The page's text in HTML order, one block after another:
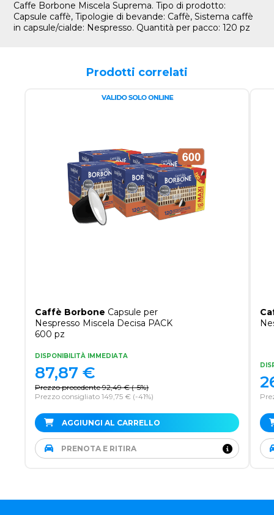
Caffe Borbone Miscela Suprema. Tipo di prodotto:
Capsule caffè, Tipologie di bevande: Caffè, Sistema caffè
in capsule/cialde: Nespresso. Quantità per pacco: 120 pz
Prodotti correlati
Caffè Borbone Capsule per
Nespresso Miscela Decisa PACK
600 pz
DISPONIBILITÀ IMMEDIATA
Prezzo precedente 92,49 € (-5%)
Prezzo consigliato 149,75 € (-41%)
87,87 €
AGGIUNGI AL CARRELLO
PRENOTA E RITIRA